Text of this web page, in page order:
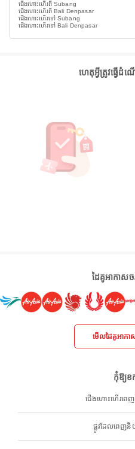
ជើងហោះហើរពី Subang
ជើងហោះហើរពី Bali Denpasar
ជើងហោះហើរទៅ Subang
ជើងហោះហើរទៅ Bali Denpasar
ហេតុអ្វីត្រូវធ្វើ
ដៃគូអាកាស
មើលដៃគូអាក
កុំឱ្យខ
ជើងហោះហើរពេ
ផ្លូវដែលពេញនិ